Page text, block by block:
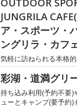
OUTDOOR
JUNGRILA
ア・スポーツ・
ングリラ・カフ
気軽に訪ねられる本格
彩湖・道満グリ
持ち込み利用(予約不要)
ューとキャンプ(要予約)